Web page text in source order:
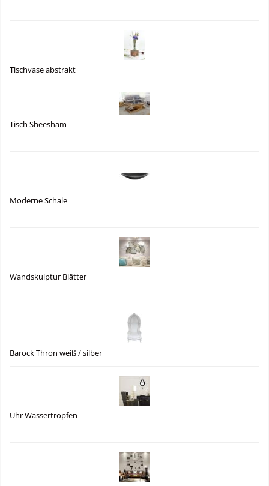
Tischvase abstrakt
Tisch Sheesham
Moderne Schale
Wandskulptur Blätter
Barock Thron weiß / silber
Uhr Wassertropfen